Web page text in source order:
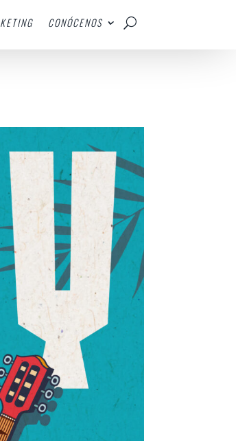
CONÓCENOS